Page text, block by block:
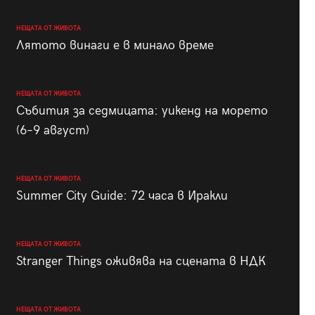
НЕЩАТА ОТ ЖИВОТА
Лятото винаги е в минало време
НЕЩАТА ОТ ЖИВОТА
Събития за седмицата: уикенд на морето
(6–9 август)
НЕЩАТА ОТ ЖИВОТА
Summer City Guide: 72 часа в Иракли
НЕЩАТА ОТ ЖИВОТА
Stranger Things оживява на сцената в НДК
НЕЩАТА ОТ ЖИВОТА